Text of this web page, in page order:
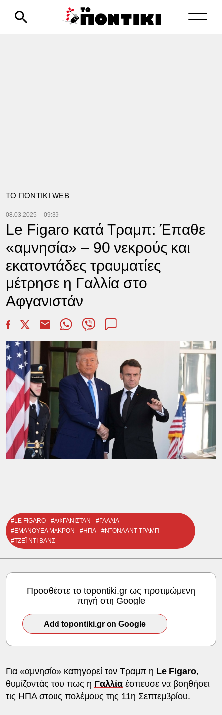
TΟ ΠΟΝΤΙΚΙ WEB
08.03.2025 09:39
Le Figaro κατά Τραμπ: Έπαθε
«αμνησία» – 90 νεκρούς και
εκατοντάδες τραυματίες
μέτρησε η Γαλλία στο
Αφγανιστάν
#LE FIGARO #ΑΦΓΑΝΙΣΤΑΝ
#ΓΑΛΛΙΑ
#ΕΜΑΝΟΥΕΛ ΜΑΚΡΟΝ
#ΗΠΑ
#ΝΤΟΝΑΛΝΤ ΤΡΑΜΠ
#ΤΖΕΪ ΝΤΙ ΒΑΝΣ
Προσθέστε το topontiki.gr ως προτιμώμενη
πηγή στη Google
Add topontiki.gr on Google
Για «αμνησία» κατηγορεί τον Τραμπ η Le Figaro,
θυμίζοντάς του πως η Γαλλίαέσπευσε να βοηθήσει
τις ΗΠΑ στους πολέμους της 11η Σεπτεμβρίου.